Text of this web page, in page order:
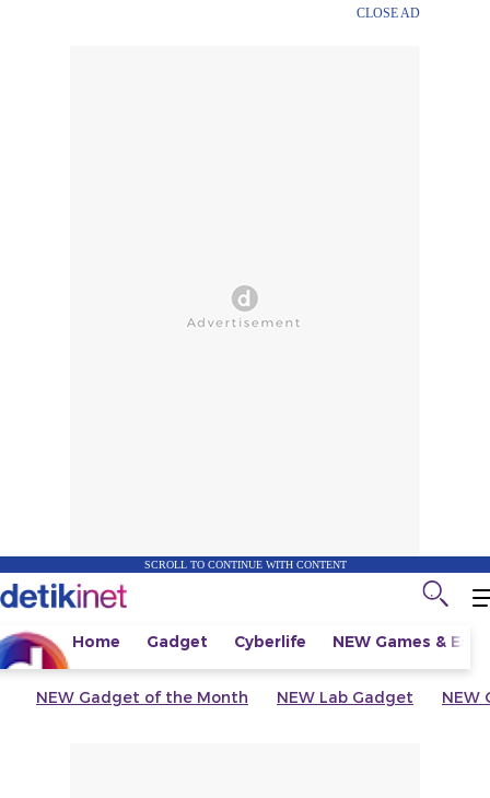
CLOSE AD
SCROLL TO CONTINUE WITH CONTENT
Home Gadget Cyberlife NEW Games &
NEW Gadget of the Month NEW Lab Gadget NEW